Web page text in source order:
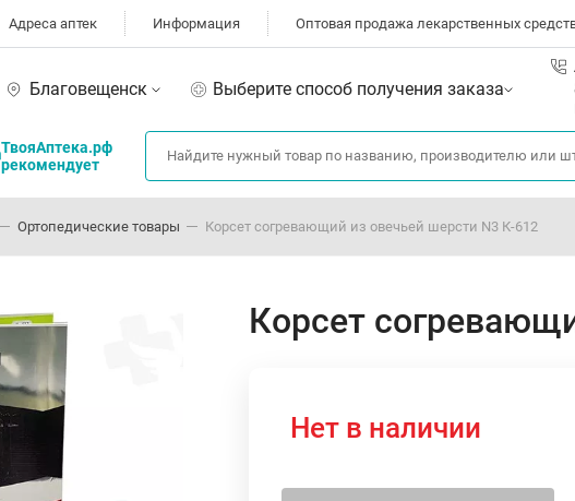
Адреса аптек Информация Оптовая продажа лекарственных
Благовещенск Выберите способ получения заказа
ТвояАптека.рф
рекомендует
Ортопедические товары Корсет согревающий из овечьей шерсти N3 К-612
Корсет
Нет в наличии